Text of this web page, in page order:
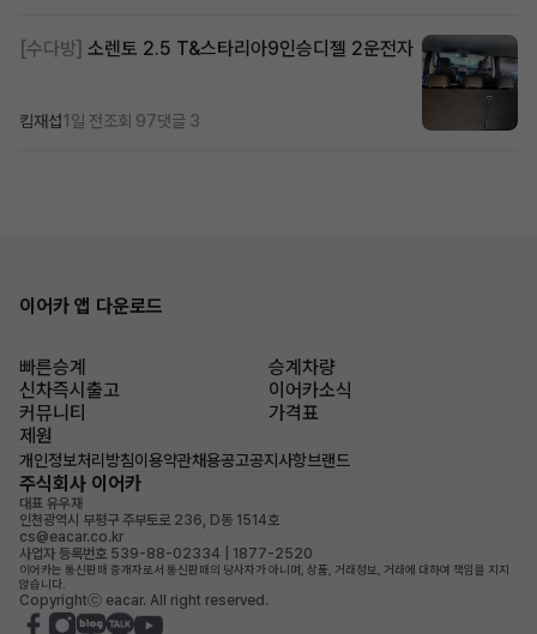
[수다방] 소렌토 2.5 T&스타리아9인승디젤 2운전자
킴재섭1일 전조회 97댓글 3
이어카 앱 다운로드
빠른승계
승계차량
신차즉시출고
이어카소식
커뮤니티
가격표
제원
개인정보처리방침이용약관채용공고공지사항브랜드
주식회사 이어카
대표 유우재
인천광역시 부평구 주부토로 236, D동 1514호
cs@eacar.co.kr
사업자 등록번호 539-88-02334 | 1877-2520
이어카는 통신판매 중개자로서 통신판매의 당사자가 아니며, 상품, 거래정보, 거래에 대하여 책임을 지지
않습니다.
Copyrightⓒ eacar. All right reserved.